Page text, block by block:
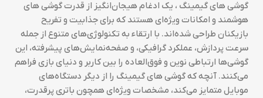
گوشی های گیمینگ ، یک ادغام هیجان‌انگیز از قدرت گوشی های
هوشمند و امکانات ویژه‌ای هستند که برای جذابیت و تفریح
بازیکنان طراحی شده‌اند. با ارتقاء به تکنولوژی‌های متنوع از جمله
سرعت پردازش، عملکرد گرافیکی، و صفحه‌نمایش‌های پیشرفته، این
گوشی‌ها ارتباطی نوین و فوق‌العاده را بین کاربر و دنیای بازی فراهم
می‌کنند. آنچه که گوشی های گیمینگ را از دیگر دستگاه‌های
موبایل متمایز می‌کند، مشخصات ویژه‌ای همچون باتری پرقدرت،